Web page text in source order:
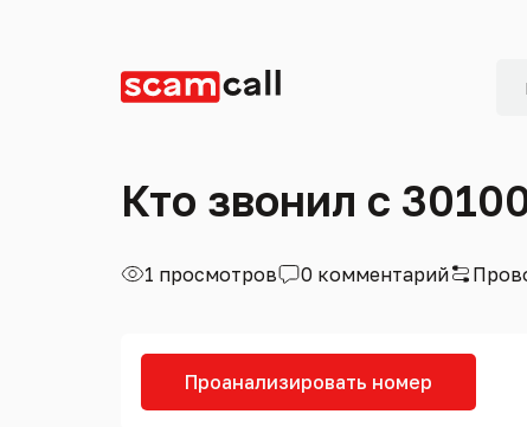
Кто звонил с
1 просмотров 0 комментарий
Проанализировать номер